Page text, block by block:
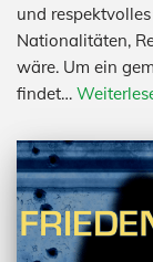
und
Nationalitäten,
wäre. Um ein
findet…